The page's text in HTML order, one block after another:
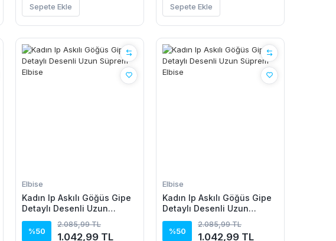
Sepete Ekle Sepete Ekle
Elbise
Kadın Ip Askılı Göğüs Gipe
Detaylı Desenli Uzun
Süprem Elbise
%50
2.085,99 TL
1.042,99 TL
Elbise
Kadın Ip Askılı Göğüs Gipe
Detaylı Desenli Uzun
Süprem Elbise
%50
2.085,99 TL
1.042,99 TL